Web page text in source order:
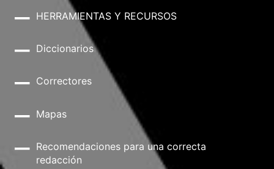
HERRAMIENTAS Y RECURSOS
Diccionarios
Correctores
Mapas
Recomendaciones para una correcta
redacción